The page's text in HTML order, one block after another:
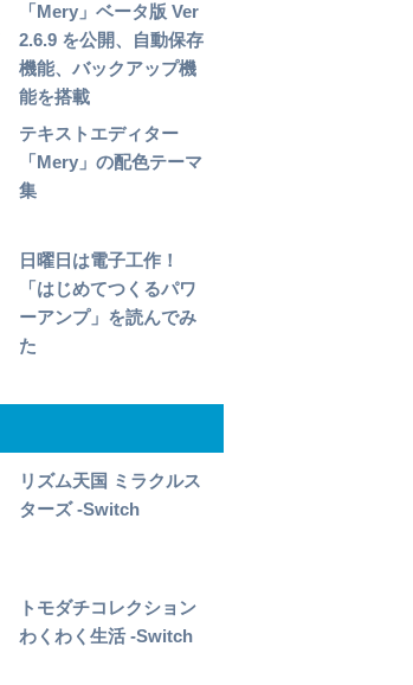
「Mery」ベータ版 Ver
2.6.9 を公開、自動保存
機能、バックアップ機
能を搭載
テキストエディター
「Mery」の配色テーマ
集
日曜日は電子工作！
「はじめてつくるパワ
ーアンプ」を読んでみ
た
リズム天国 ミラクルス
ターズ -Switch
トモダチコレクション
わくわく生活 -Switch